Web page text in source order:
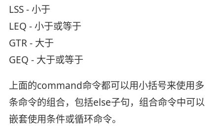
LSS - 小于
LEQ - 小于或等于
GTR - 大于
GEQ - 大于或等于
上面的command命令都可以用小括号来使用多
条命令的组合，包括else子句，组合命令中可以
嵌套使用条件或循环命令。